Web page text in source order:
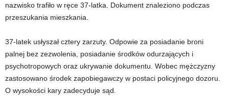
nazwisko trafiło w ręce 37-latka. Dokument znaleziono podczas
przeszukania mieszkania.
37-latek usłyszał cztery zarzuty. Odpowie za posiadanie broni
palnej bez zezwolenia, posiadanie środków odurzających i
psychotropowych oraz ukrywanie dokumentu. Wobec mężczyzny
zastosowano środek zapobiegawczy w postaci policyjnego dozoru.
O wysokości kary zadecyduje sąd.